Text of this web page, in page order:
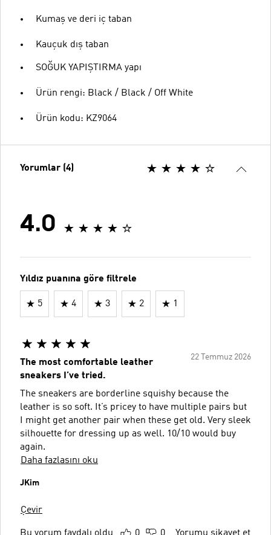
Kumaş ve deri iç taban
Kauçuk dış taban
SOĞUK YAPIŞTIRMA yapı
Ürün rengi: Black / Black / Off White
Ürün kodu: KZ9064
Yorumlar (4)
4.0
Yıldız puanına göre filtrele
5 4 3 2 1
22 Temmuz 2026
The most comfortable leather
sneakers I’ve tried.
The sneakers are borderline squishy because the
leather is so soft. It’s pricey to have multiple pairs but
I might get another pair when these get old. Very sleek
silhouette for dressing up as well. 10/10 would buy
again.
Daha fazlasını oku
JKim
Çevir